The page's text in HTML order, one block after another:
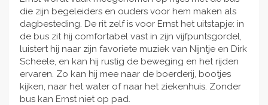
die zijn begeleiders en ouders voor hem maken als
dagbesteding. De rit zelf is voor Ernst het uitstapje: in
de bus zit hij comfortabel vast in zijn vijfpuntsgordel,
luistert hij naar zijn favoriete muziek van Nijntje en Dirk
Scheele, en kan hij rustig de beweging en het rijden
ervaren. Zo kan hij mee naar de boerderij, bootjes
kijken, naar het water of naar het ziekenhuis. Zonder
bus kan Ernst niet op pad.